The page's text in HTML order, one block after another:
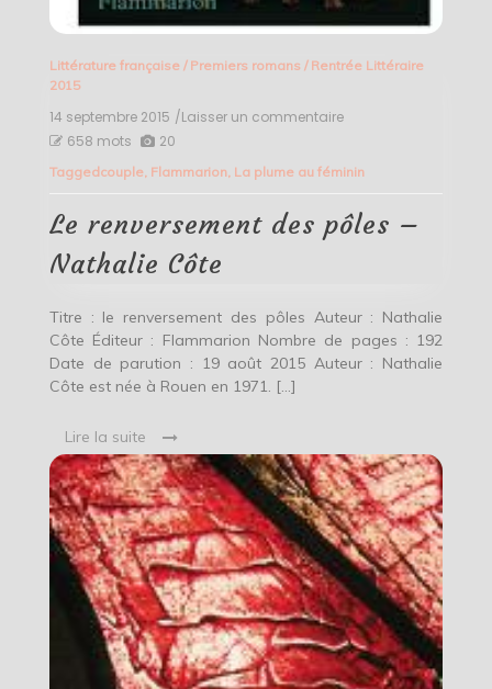
Littérature française/ Premiers romans / Rentrée Littéraire
2015
14 septembre 2015 /Laisser un commentaireon
des
–
Nathalie
658 mots 20
Taggedcouple, Flammarion, La plume au féminin
Le renversement des pôles –
Nathalie Côte
Titre : le renversement des pôles Auteur : Nathalie
Côte Éditeur : Flammarion Nombre de pages : 192
Date de parution : 19 août 2015 Auteur : Nathalie
Côte est née à Rouen en 1971. […]
Lire la suite